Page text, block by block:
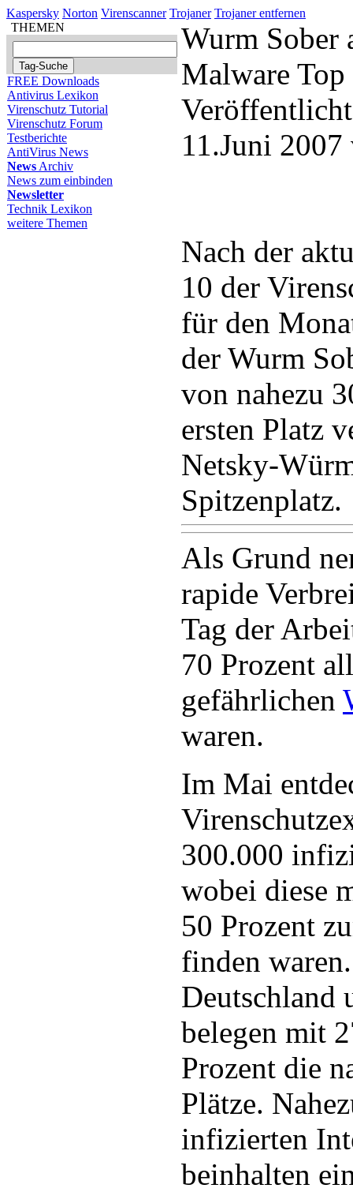
Kaspersky Norton Virenscanner Trojaner Trojaner entfernen
THEMEN
FREE Downloads
Antivirus Lexikon
Virenschutz Tutorial
Virenschutz Forum
Testberichte
AntiVirus News
News Archiv
News zum einbinden
Newsletter
Technik Lexikon
weitere Themen
Wurm Sober
Malware Top
11.Juni
Nach der
10 der
für den
der Wurm
von nahezu
ersten Platz
Netsky-
Spitzenplatz.
Als Grund
rapide
Tag der
70 Prozent
gefährlichen
waren.
Im Mai
300.000
wobei diese
50 Prozent
finden
Deutschland
belegen mit
Prozent die
Plätze.
infizierten
beinhalten